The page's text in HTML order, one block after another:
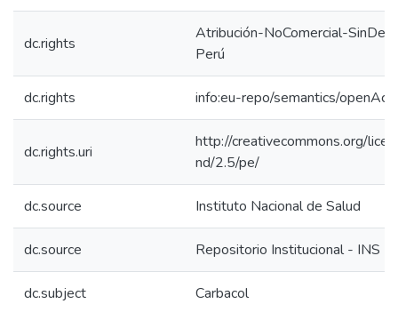
dc.rights
Atribución-NoComercial-
Perú
dc.rights info:eu-repo/semantics/
dc.rights.uri
http://creativecommons.org/
nd/2.5/pe/
dc.source Instituto Nacional de Salud
dc.source Repositorio Institucional - INS
dc.subject Carbacol